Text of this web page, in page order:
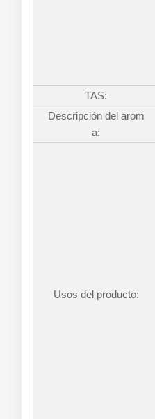
TAS:
Descripción del arom
a:
Usos del producto: